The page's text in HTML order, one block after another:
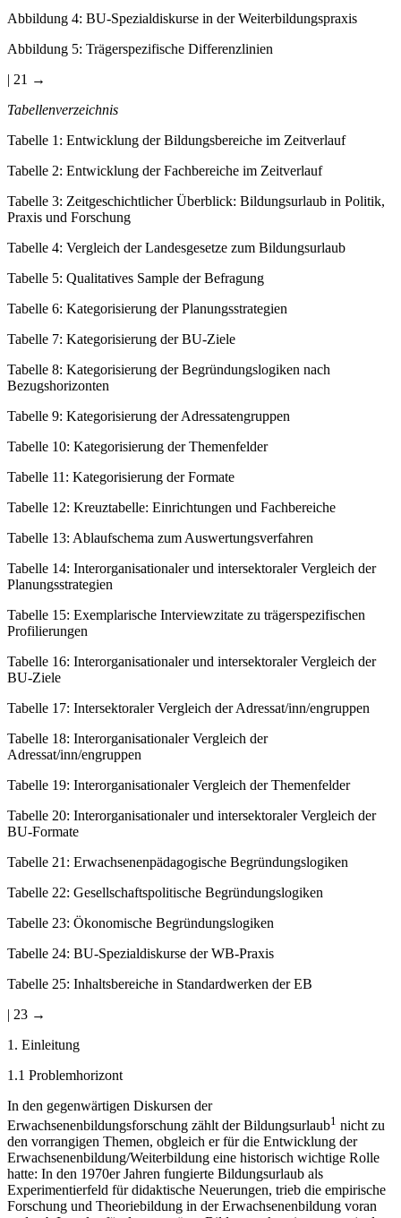
Abbildung 4: BU-Spezialdiskurse in der Weiterbildungspraxis
Abbildung 5: Trägerspezifische Differenzlinien
| 21 →
Tabellenverzeichnis
Tabelle 1 : Entwicklung der Bildungsbereiche im Zeitverlauf
Tabelle 2: Entwicklung der Fachbereiche im Zeitverlauf
Tabelle 3: Zeitgeschichtlicher Überblick: Bildungsurlaub in Politik,
Praxis und Forschung
Tabelle 4: Vergleich der Landesgesetze zum Bildungsurlaub
Tabelle 5: Qualitatives Sample der Befragung
Tabelle 6: Kategorisierung der Planungsstrategien
Tabelle 7: Kategorisierung der BU-Ziele
Tabelle 8: Kategorisierung der Begründungslogiken nach
Bezugshorizonten
Tabelle 9: Kategorisierung der Adressatengruppen
Tabelle 10: Kategorisierung der Themenfelder
Tabelle 11 : Kategorisierung der Formate
Tabelle 12: Kreuztabelle: Einrichtungen und Fachbereiche
Tabelle 13: Ablaufschema zum Auswertungsverfahren
Tabelle 14: Interorganisationaler und intersektoraler Vergleich der
Planungsstrategien
Tabelle 15: Exemplarische Interviewzitate zu trägerspezifischen
Profilierungen
Tabelle 16: Interorganisationaler und intersektoraler Vergleich der
BU-Ziele
Tabelle 17: Intersektoraler Vergleich der Adressat/inn/engruppen
Tabelle 18: Interorganisationaler Vergleich der
Adressat/inn/engruppen
Tabelle 19: Interorganisationaler Vergleich der Themenfelder
Tabelle 20: Interorganisationaler und intersektoraler Vergleich der
BU-Formate
Tabelle 21 : Erwachsenenpädagogische Begründungslogiken
Tabelle 22: Gesellschaftspolitische Begründungslogiken
Tabelle 23: Ökonomische Begründungslogiken
Tabelle 24: BU-Spezialdiskurse der WB-Praxis
Tabelle 25: Inhaltsbereiche in Standardwerken der EB
| 23 →
1. Einleitung
1.1 Problemhorizont
In den gegenwärtigen Diskursen der
Erwachsenenbildungsforschung zählt der Bildungsurlaub1 nicht zu
den vorrangigen Themen, obgleich er für die Entwicklung der
Erwachsenenbildung/Weiterbildung eine historisch wichtige Rolle
hatte: In den 1970er Jahren fungierte Bildungsurlaub als
Experimentierfeld für didaktische Neuerungen, trieb die empirische
Forschung und Theoriebildung in der Erwachsenenbildung voran